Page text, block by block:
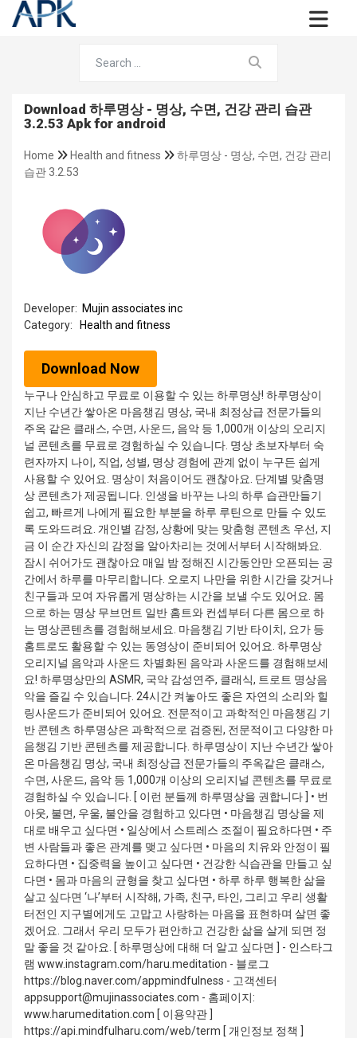
Download 하루명상 - 명상, 수면, 건강 관리 습관
3.2.53 Apk for android
Home Health and fitness
하루명상 - 명상, 수면, 건강 관리
습관 3.2.53
Developer: Mujin associates inc
Category:
Health and fitness
Download Now
누구나 안심하고 무료로 이용할 수 있는 하루명상! 하루명상이
지난 수년간 쌓아온 마음챙김 명상, 국내 최정상급 전문가들의
주옥 같은 클래스, 수면, 사운드, 음악 등 1,000개 이상의 오리지
널 콘텐츠를 무료로 경험하실 수 있습니다. 명상 초보자부터 숙
련자까지 나이, 직업, 성별, 명상 경험에 관계 없이 누구든 쉽게
사용할 수 있어요. 명상이 처음이어도 괜찮아요. 단계별 맞춤명
상 콘텐츠가 제공됩니다. 인생을 바꾸는 나의 하루 습관만들기
쉽고, 빠르게 나에게 필요한 부분을 하루 루틴으로 만들 수 있도
록 도와드려요. 개인별 감정, 상황에 맞는 맞춤형 콘텐츠 우선, 지
금 이 순간 자신의 감정을 알아차리는 것에서부터 시작해봐요.
잠시 쉬어가도 괜찮아요 매일 밤 정해진 시간동안만 오픈되는 공
간에서 하루를 마무리합니다. 오로지 나만을 위한 시간을 갖거나
친구들과 모여 자유롭게 명상하는 시간을 보낼 수도 있어요. 몸
으로 하는 명상 무브먼트 일반 홈트와 컨셉부터 다른 몸으로 하
는 명상콘텐츠를 경험해보세요. 마음챙김 기반 타이치, 요가 등
홈트로도 활용할 수 있는 동영상이 준비되어 있어요. 하루명상
오리지널 음악과 사운드 차별화된 음악과 사운드를 경험해보세
요! 하루명상만의 ASMR, 국악 감성연주, 클래식, 트로트 명상음
악을 즐길 수 있습니다. 24시간 켜놓아도 좋은 자연의 소리와 힐
링사운드가 준비되어 있어요. 전문적이고 과학적인 마음챙김 기
반 콘텐츠 하루명상은 과학적으로 검증된, 전문적이고 다양한 마
음챙김 기반 콘텐츠를 제공합니다. 하루명상이 지난 수년간 쌓아
온 마음챙김 명상, 국내 최정상급 전문가들의 주옥같은 클래스,
수면, 사운드, 음악 등 1,000개 이상의 오리지널 콘텐츠를 무료로
경험하실 수 있습니다. [ 이런 분들께 하루명상을 권합니다 ] • 번
아웃, 불면, 우울, 불안을 경험하고 있다면 • 마음챙김 명상을 제
대로 배우고 싶다면 • 일상에서 스트레스 조절이 필요하다면 • 주
변 사람들과 좋은 관계를 맺고 싶다면 • 마음의 치유와 안정이 필
요하다면 • 집중력을 높이고 싶다면 • 건강한 식습관을 만들고 싶
다면 • 몸과 마음의 균형을 찾고 싶다면 • 하루 하루 행복한 삶을
살고 싶다면 ‘나’부터 시작해, 가족, 친구, 타인, 그리고 우리 생활
터전인 지구별에게도 고맙고 사랑하는 마음을 표현하며 살면 좋
겠어요. 그래서 우리 모두가 편안하고 건강한 삶을 살게 되면 정
말 좋을 것 같아요. [ 하루명상에 대해 더 알고 싶다면 ] - 인스타그
램 www.instagram.com/haru.meditation - 블로그
https://blog.naver.com/appmindfulness - 고객센터
appsupport@mujinassociates.com - 홈페이지:
www.harumeditation.com [ 이용약관 ]
https://api.mindfulharu.com/web/term [ 개인정보 정책 ]